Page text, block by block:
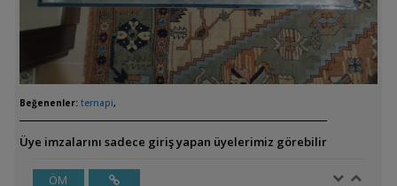
Beğenenler: ternapi,
Üye imzalarını sadece giriş yapan üyelerimiz görebilir
ÖM